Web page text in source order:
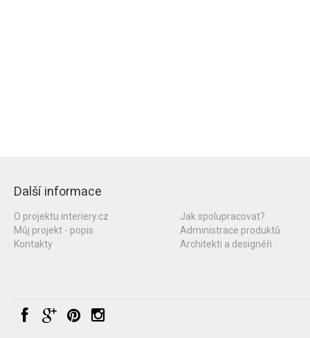
Další informace
O projektu interiery.cz
Můj projekt - popis
Kontakty
Jak spolupracovat?
Administrace produktů
Architekti a designéři